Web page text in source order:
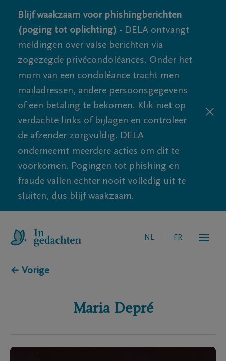
Blijf waakzaam voor phishingberichten
(poging tot oplichting) - DELA ontvangt
meldingen over valse berichten via
zogezegde privécondoléances. Onder het
mom van een condoléance tracht men
mailadressen, andere persoonsgegevens
of een betaling te bekomen. Klik niet op
verdachte links of bijlagen en controleer
de afzender zorgvuldig. DELA
onderneemt meerdere acties om dit te
voorkomen. Pogingen tot phishing en
fraude vallen echter nooit volledig uit te
sluiten, dus blijf waakzaam.
NL FR
← Vorige
Maria Depré